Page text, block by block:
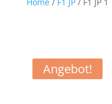
Angebot!